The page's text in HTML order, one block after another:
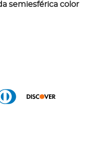
semiesférica color